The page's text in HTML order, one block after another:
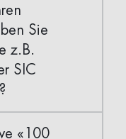
Sie
z.B.
SIC
«100